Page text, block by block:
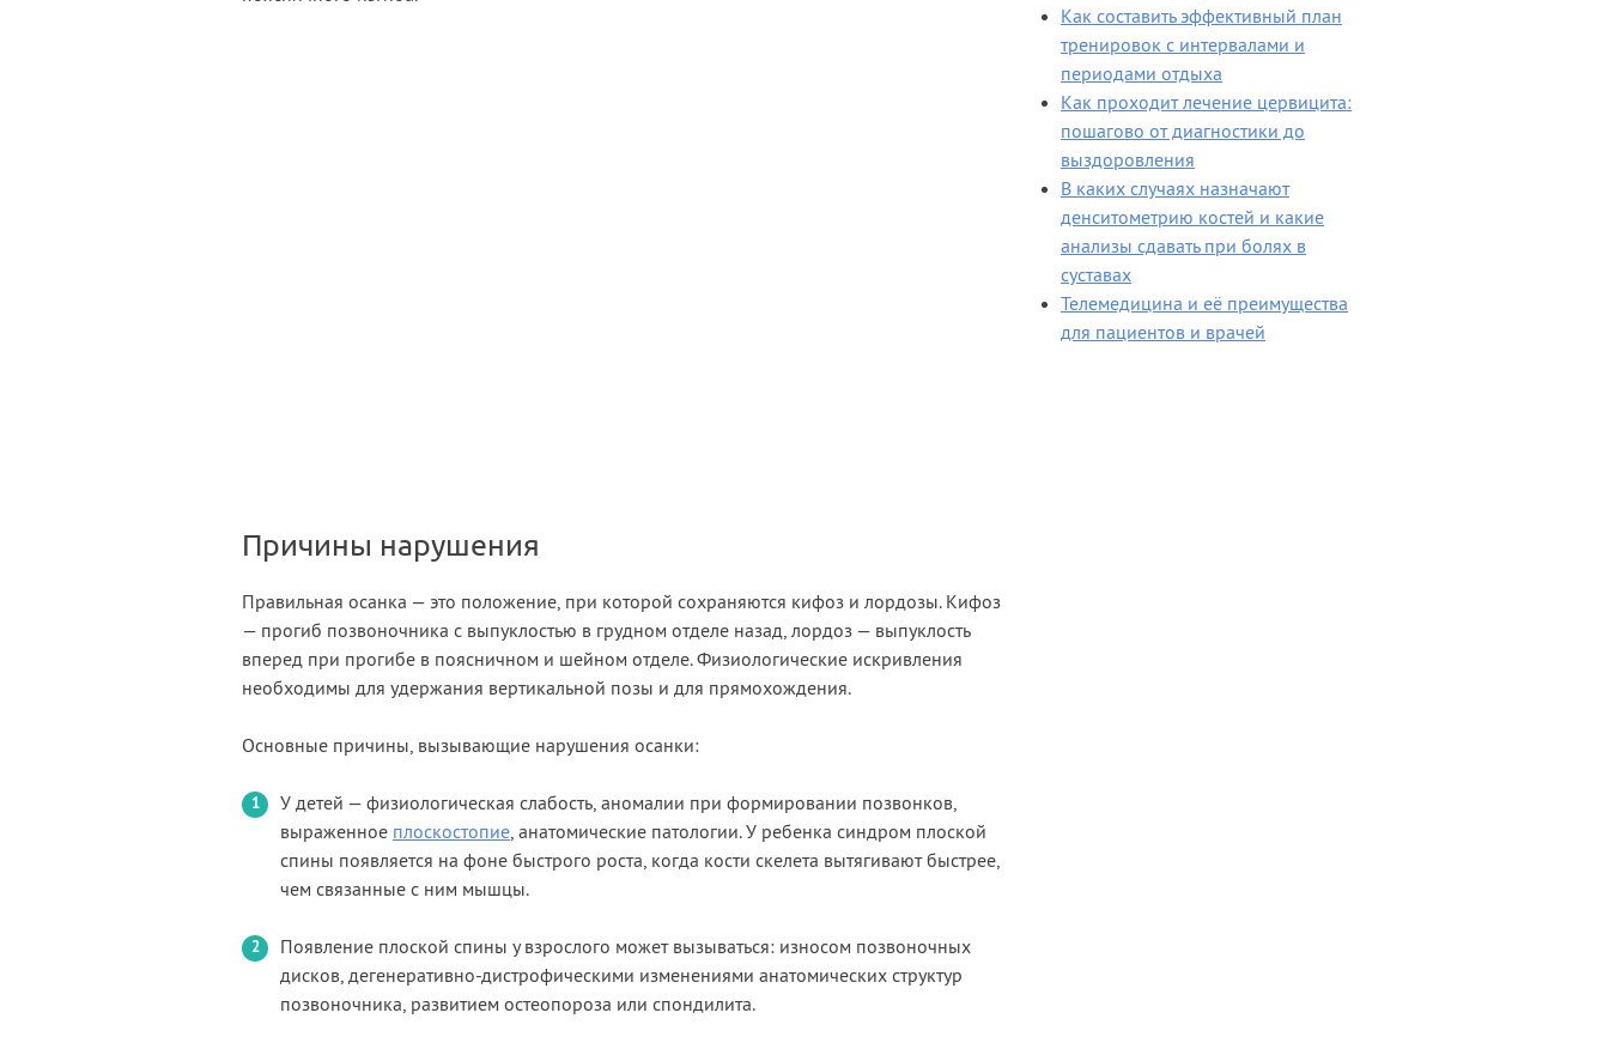
Причины нарушения
Правильная осанка — это положение, при которой сохраняются кифоз и лордозы. Кифоз
— прогиб позвоночника с выпуклостью в грудном отделе назад, лордоз — выпуклость
вперед при прогибе в поясничном и шейном отделе. Физиологические искривления
необходимы для удержания вертикальной позы и для прямохождения.
Основные причины, вызывающие нарушения осанки:
У детей — физиологическая слабость, аномалии при формировании позвонков,
выраженное плоскостопие, анатомические патологии. У ребенка синдром плоской
спины появляется на фоне быстрого роста, когда кости скелета вытягивают быстрее,
чем связанные с ним мышцы.
Появление плоской спины у взрослого может вызываться: износом позвоночных
дисков, дегенеративно-дистрофическими изменениями анатомических структур
позвоночника, развитием остеопороза или спондилита.
Как составить эффективный план
тренировок с интервалами и
периодами отдыха
Как проходит лечение цервицита:
пошагово от диагностики до
выздоровления
В каких случаях назначают
денситометрию костей и какие
анализы сдавать при болях в
суставах
Телемедицина и её преимущества
для пациентов и врачей